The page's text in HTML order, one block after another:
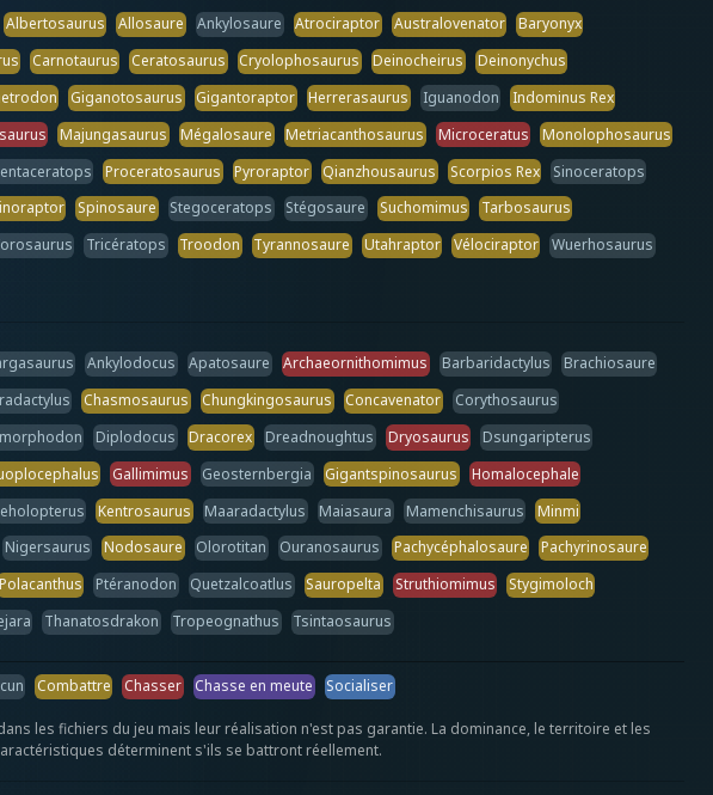
Albertosaurus Allosaure Ankylosaure Atrociraptor Australovenator
Baryonyx
Carnotaurus Ceratosaurus Cryolophosaurus Deinocheirus
Deinonychus
Giganotosaurus Gigantoraptor Herrerasaurus Iguanodon
Indominus Rex
Majungasaurus Mégalosaure Metriacanthosaurus Microceratus
Monolophosaurus
Proceratosaurus Pyroraptor Qianzhousaurus Scorpios Rex
Sinoceratops
Spinosaure Stegoceratops Stégosaure Suchomimus
Tarbosaurus
Tricératops Troodon Tyrannosaure Utahraptor Vélociraptor
Wuerhosaurus
Ankylodocus Apatosaure Archaeornithomimus Barbaridactylus
Brachiosaure
Chasmosaurus Chungkingosaurus Concavenator
Corythosaurus
Diplodocus Dracorex Dreadnoughtus Dryosaurus
Dsungaripterus
Gallimimus Geosternbergia Gigantspinosaurus
Homalocephale
Kentrosaurus Maaradactylus Maiasaura Mamenchisaurus
Minmi
Nigersaurus Nodosaure Olorotitan Ouranosaurus Pachycéphalosaure
Pachyrinosaure
Polacanthus Ptéranodon Quetzalcoatlus Sauropelta Struthiomimus
Stygimoloch
Thanatosdrakon Tropeognathus Tsintaosaurus
Combattre Chasser Chasse en meute Socialiser
les fichiers du jeu mais leur réalisation n'est pas garantie. La dominance, le territoire et les
déterminent s'ils se battront réellement.